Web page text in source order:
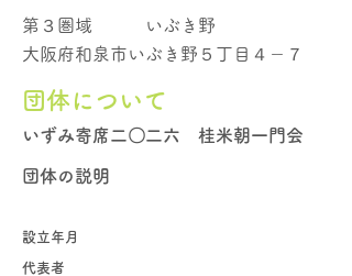
第３圏域
いぶき野
大阪府和泉市いぶき野５丁目４－７
団体について
いずみ寄席二〇二六 桂米朝一門会
団体の説明
設立年月
代表者